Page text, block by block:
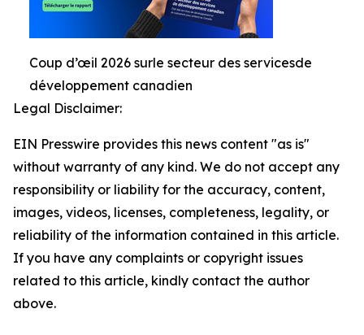
Coup d’œil 2026 surle secteur des servicesde
développement canadien
Legal Disclaimer:
EIN Presswire provides this news content "as is"
without warranty of any kind. We do not accept any
responsibility or liability for the accuracy, content,
images, videos, licenses, completeness, legality, or
reliability of the information contained in this article.
If you have any complaints or copyright issues
related to this article, kindly contact the author
above.